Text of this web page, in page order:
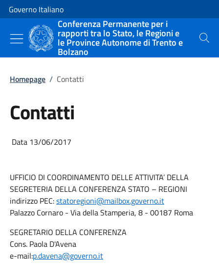
Vai al contenuto
Vai alla navigazione del sito
Governo Italiano
Conferenza Permanente per i
rapporti tra lo Stato, le Regioni e
le Province Autonome di Trento e
Bolzano
Cerca
Homepage / Contatti
Contatti
Data 13/06/2017
UFFICIO DI COORDINAMENTO DELLE ATTIVITA’ DELLA
SEGRETERIA DELLA CONFERENZA STATO – REGIONI
indirizzo PEC:statoregioni@mailbox.governo.it
Palazzo Cornaro - Via della Stamperia, 8 - 00187 Roma
SEGRETARIO DELLA CONFERENZA
Cons. Paola D'Avena
e-mail:p.davena@governo.it